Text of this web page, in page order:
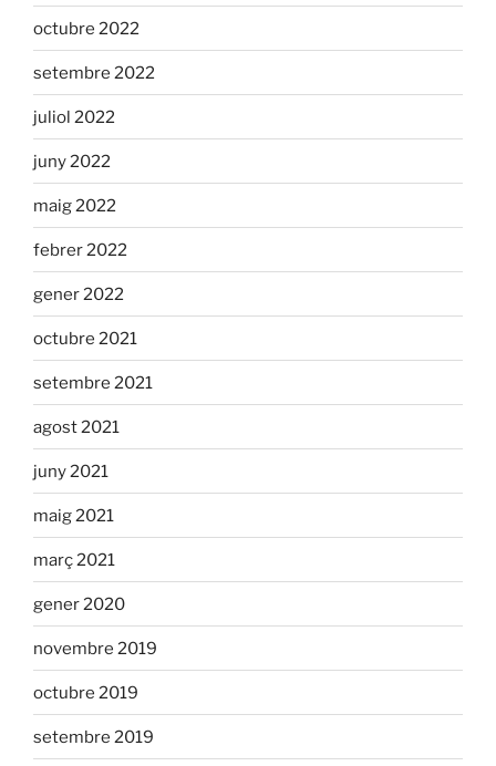
octubre 2022
setembre 2022
juliol 2022
juny 2022
maig 2022
febrer 2022
gener 2022
octubre 2021
setembre 2021
agost 2021
juny 2021
maig 2021
març 2021
gener 2020
novembre 2019
octubre 2019
setembre 2019